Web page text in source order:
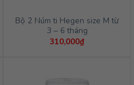
Bộ 2 Núm ti Hegen size M từ
3 – 6 tháng
310,000₫